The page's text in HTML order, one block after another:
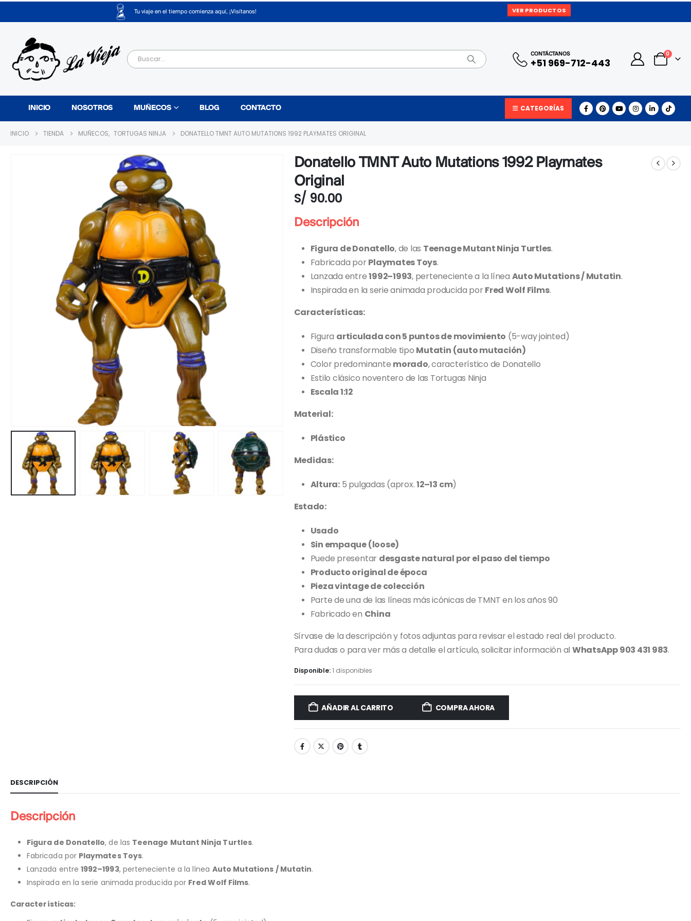
Tu viaje en el tiempo comienza aquí, ¡Visítanos! VER PRODUCTOS
CONTÁCTANOS
+51 969-712-443
0
INICIO NOSOTROS MUÑECOS BLOG CONTACTO CATEGORÍAS
INICIO TIENDA MUÑECOS, TORTUGAS NINJA DONATELLO TMNT AUTO MUTATIONS 1992 PLAYMATES ORIGINAL
Donatello TMNT Auto Mutations 1992 Playmates
Original
S/ 90.00
Descripción
Figura deDonatello, de las Teenage Mutant Ninja Turtles.
Fabricada por Playmates Toys.
Lanzada entre1992–1993, perteneciente a la línea Auto Mutations / Mutatin.
Inspirada en la serie animada producida por Fred Wolf Films.
Características:
Figura articulada con 5 puntos de movimiento (5-way jointed)
Diseño transformable tipo Mutatin (auto mutación)
Color predominante morado, característico de Donatello
Estilo clásico noventero de las Tortugas Ninja
Escala 1:12
Material:
Plástico
Medidas:
Altura:5 pulgadas (aprox.12–13 cm)
Estado:
Usado
Sin empaque (loose)
Puede presentar desgaste natural por el paso del tiempo
Producto original de época
Pieza vintage de colección
Parte de una de las líneas más icónicas de TMNT en los años 90
Fabricado en China
Sírvase de la descripción y fotos adjuntas para revisar el estado real del producto.
Para dudas o para ver más a detalle el artículo, solicitar información al WhatsApp 903 431 983.
Disponible:1 disponibles
AÑADIR AL CARRITO COMPRA AHORA
DESCRIPCIÓN
Descripción
Figura de Donatello, de las Teenage Mutant Ninja Turtles.
Fabricada por Playmates Toys.
Lanzada entre 1992–1993, perteneciente a la línea Auto Mutations / Mutatin.
Inspirada en la serie animada producida por Fred Wolf Films.
Características: